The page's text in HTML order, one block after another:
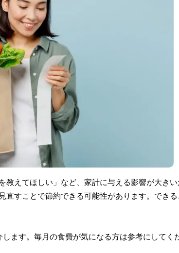
教えてほしい」など、家計に与える影響が大き
直すことで節約できる可能性があります。できる
ます。毎月の食費が気になる方は参考にしてく